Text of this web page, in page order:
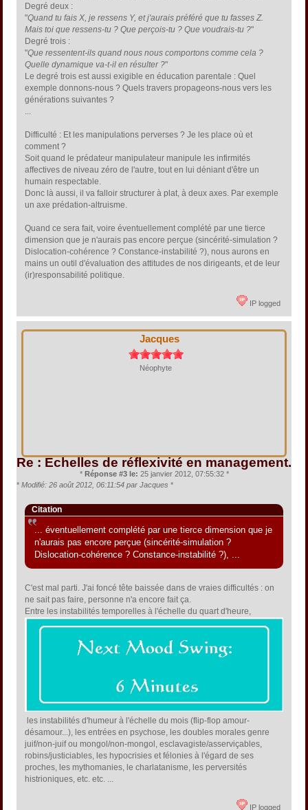
Degré deux :
"Quand tu fais X, je ressens Y, et j'aurais préféré que tu fasses Z.
Mais toi que ressens-tu ? Que perçois-tu ? Que voudrais-tu ?"
Degré trois :
"Que ressentent-ils quand nous nous comportons comme cela ?
Quelle dynamique va-t-il en résulter ?"
Le degré trois est aussi exigible en éducation parentale : Quel
exemple donnons-nous ? Quels travers propageons-nous vers les
générations suivantes ?
Difficulté : Et les manipulations perverses ? Je les place où et
comment ?
Soit quand le prédateur manipulateur manipule les infirmités
affectives de niveau zéro de l'autre, tout en lui déniant d'être un
humain respectable.
Donc là aussi, il va falloir structurer à plat, à deux axes. Par exemple
un axe prédation-altruisme.
Quand ce sera fait, voire éventuellement complété par une tierce
dimension que je n'aurais pas encore perçue (sincérité-simulation ?
Dislocation-cohérence ? Constance-instabilité ?), nous aurons en
mains un outil d'évaluation des attitudes de nos dirigeants, et de leur
(ir)responsabilité politique.
IP logged
Jacques
Néophyte
Re : Echelles de réflexivité en management.
* Réponse #3 le: 25 janvier 2012, 07:55:32 *
* Modifié: 26 août 2012, 06:11:54 par Jacques *
Citation
... éventuellement complété par une tierce dimension que je
n'aurais pas encore perçue (sincérité-simulation ?
Dislocation-cohérence ? Constance-instabilité ?), ...
C'est mal parti. J'ai foncé tête baissée dans de vraies difficultés : on
ne sait pas faire, personne n'a encore fait ça.
Entre les instabilités temporelles à l'échelle du quart d'heure,
les instabilités d'humeur à l'échelle du mois (flip-flop amour-
désamour...), les entrées en psychose, les doubles morales genre
juif/non-juif ou mongol/non-mongol, esclavagiste/asserviçables,
robins/justiciables, les hypocrisies et félonies à l'égard de ses
proches, les mythomanies, le charlatanisme, les perversités
histrioniques, etc. etc. ...
IP logged